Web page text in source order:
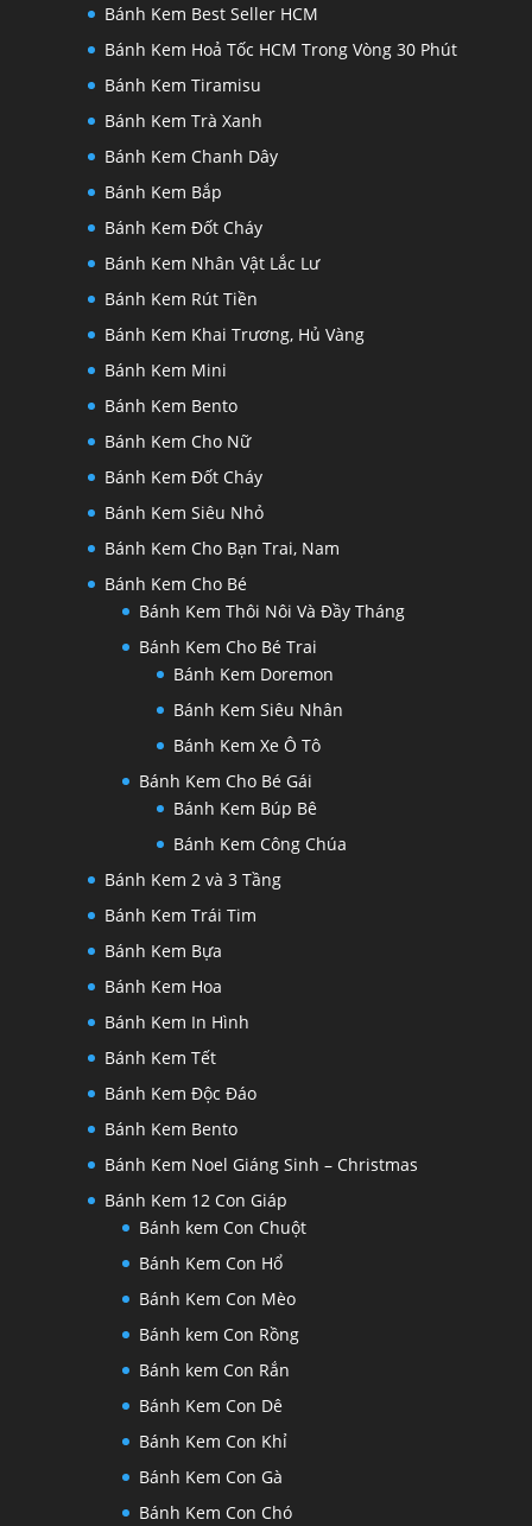
Bánh Kem Best Seller HCM
Bánh Kem Hoả Tốc HCM Trong Vòng 30 Phút
Bánh Kem Tiramisu
Bánh Kem Trà Xanh
Bánh Kem Chanh Dây
Bánh Kem Bắp
Bánh Kem Đốt Cháy
Bánh Kem Nhân Vật Lắc Lư
Bánh Kem Rút Tiền
Bánh Kem Khai Trương, Hủ Vàng
Bánh Kem Mini
Bánh Kem Bento
Bánh Kem Cho Nữ
Bánh Kem Đốt Cháy
Bánh Kem Siêu Nhỏ
Bánh Kem Cho Bạn Trai, Nam
Bánh Kem Cho Bé
Bánh Kem Thôi Nôi Và Đầy Tháng
Bánh Kem Cho Bé Trai
Bánh Kem Doremon
Bánh Kem Siêu Nhân
Bánh Kem Xe Ô Tô
Bánh Kem Cho Bé Gái
Bánh Kem Búp Bê
Bánh Kem Công Chúa
Bánh Kem 2 và 3 Tầng
Bánh Kem Trái Tim
Bánh Kem Bựa
Bánh Kem Hoa
Bánh Kem In Hình
Bánh Kem Tết
Bánh Kem Độc Đáo
Bánh Kem Bento
Bánh Kem Noel Giáng Sinh – Christmas
Bánh Kem 12 Con Giáp
Bánh kem Con Chuột
Bánh Kem Con Hổ
Bánh Kem Con Mèo
Bánh kem Con Rồng
Bánh kem Con Rắn
Bánh Kem Con Dê
Bánh Kem Con Khỉ
Bánh Kem Con Gà
Bánh Kem Con Chó